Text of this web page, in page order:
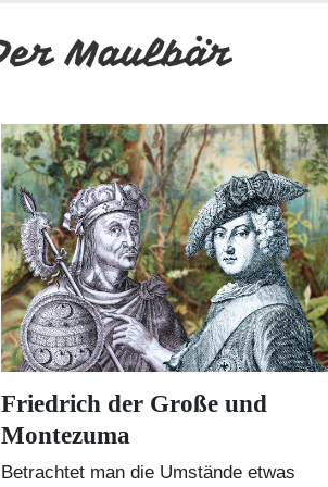
Friedrich der Große und
Montezuma
Betrachtet man die Umstände etwas